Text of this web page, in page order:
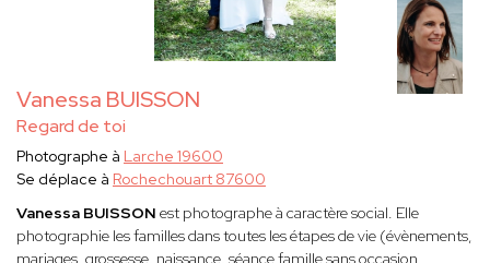
Vanessa BUISSON
Regard de toi
Photographe à Larche 19600
Se déplace à Rochechouart 87600
Vanessa BUISSON est photographe à caractère social. Elle
photographie les familles dans toutes les étapes de vie (évènements,
mariages, grossesse, naissance, séance famille sans occasion